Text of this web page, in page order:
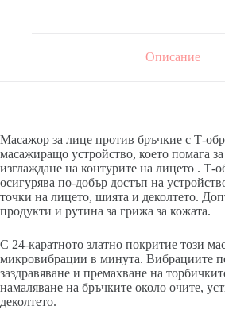
Описание
Масажор за лице против бръчкие с Т-
масажиращо устройство, което помага
изглаждане на контурите на лицето . Т-
осигурява по-добър достъп на
точки на лицето, шията и деколтето.
продукти и рутина за грижа за кожата.
С 24-каратното златно покритие този
микровибрации в минута. Вибрациите
заздравяване и премахване на
намаляване на бръчките около очите,
деколтето.